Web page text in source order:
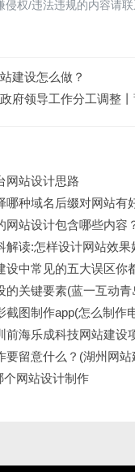
侵权/违法违规的内容请
建设怎么做？
府领导工作分工调整
网站设计思路
哪种域名后缀对网站有
网站设计包含哪些内容
解读:怎样设计网站效果
设中常见的五大误区你
的关键要素(蓝一互动青
截图制作app(怎么制作
前海乐成科技网站建
要留意什么？(湖州网站
个网站设计制作